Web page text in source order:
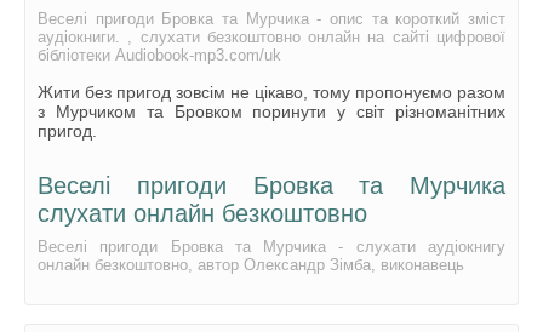
Веселі пригоди Бровка та Мурчика - опис та короткий зміст
аудіокниги. , слухати безкоштовно онлайн на сайті цифрової
бібліотеки Audiobook-mp3.com/uk
Жити без пригод зовсім не цікаво, тому пропонуємо разом
з Мурчиком та Бровком поринути у світ різноманітних
пригод.
Веселі пригоди Бровка та Мурчика
слухати онлайн безкоштовно
Веселі пригоди Бровка та Мурчика - слухати аудіокнигу
онлайн безкоштовно, автор Олександр Зімба, виконавець